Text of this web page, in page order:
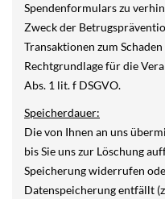
Spendenformulars zu
Zweck der
Transaktionen zum
Rechtgrundlage für die
Abs. 1 lit. f DSGVO.
Speicherdauer:
Die von Ihnen an uns
bis Sie uns zur Löschung
Speicherung widerrufen
Datenspeicherung entfällt